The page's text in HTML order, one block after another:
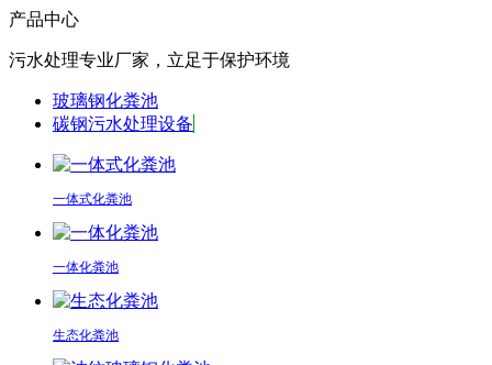
产品中心
污水处理专业厂家，立足于保护环境
玻璃钢化粪池
碳钢污水处理设备
一体式化粪池
一体化粪池
生态化粪池